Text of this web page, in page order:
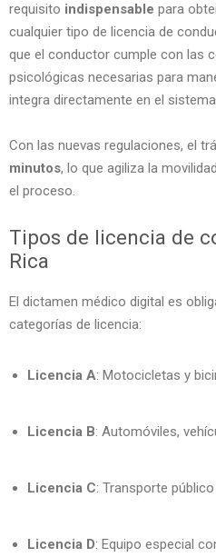
requisito indispensable para
cualquier tipo de licencia de
que el conductor cumple con las
psicológicas necesarias para
integra directamente en el
Con las nuevas regulaciones, el
minutos, lo que agiliza la
el proceso.
Tipos de licencia de
Rica
El dictamen médico digital es
categorías de licencia:
Licencia A: Motocicletas y
Licencia B: Automóviles,
Licencia C: Transporte
Licencia D: Equipo especial